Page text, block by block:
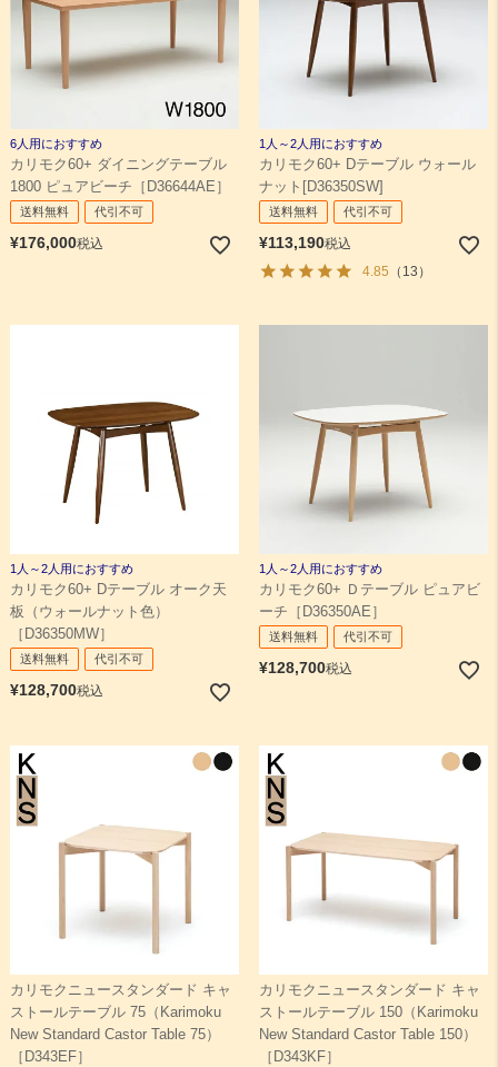
6人用におすすめ
カリモク60+ ダイニングテーブル
1800 ピュアビーチ［D36644AE］
送料無料 代引不可
¥176,000税込
1人～2人用におすすめ
カリモク60+ Dテーブル ウォール
ナット[D36350SW]
送料無料 代引不可
¥113,190税込
4.85 （13）
1人～2人用におすすめ
カリモク60+ Dテーブル オーク天
板（ウォールナット色）
［D36350MW］
送料無料 代引不可
¥128,700税込
1人～2人用におすすめ
カリモク60+ Ｄテーブル ピュアビ
ーチ［D36350AE］
送料無料 代引不可
¥128,700税込
カリモクニュースタンダード キャ
ストールテーブル 75（Karimoku
New Standard Castor Table 75）
［D343EF］
カリモクニュースタンダード キャ
ストールテーブル 150（Karimoku
New Standard Castor Table 150）
［D343KF］